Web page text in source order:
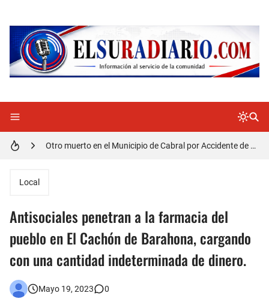
Jóvenes de Cabral aclaran mal entendido en tienda de celulares en Barahona
Otro muerto en el Municipio de Cabral por Accidente de Tránsito
Asaltantes hieren de bala joven Cabraleño en la carretera Cabral – Barahona
Local
Antisociales penetran a la farmacia del
pueblo en El Cachón de Barahona, cargando
con una cantidad indeterminada de dinero.
Mayo 19, 2023 0